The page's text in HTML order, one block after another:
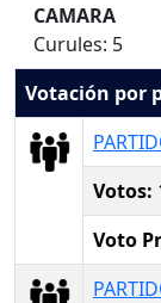
CAMARA
Curules: 5
Votación por
Votos:
Voto